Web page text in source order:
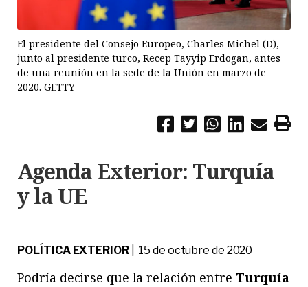
El presidente del Consejo Europeo, Charles Michel (D),
junto al presidente turco, Recep Tayyip Erdogan, antes
de una reunión en la sede de la Unión en marzo de
2020. GETTY
Agenda Exterior: Turquía
y la UE
POLÍTICA EXTERIOR| 15 de octubre de 2020
Podría decirse que la relación entre Turquía